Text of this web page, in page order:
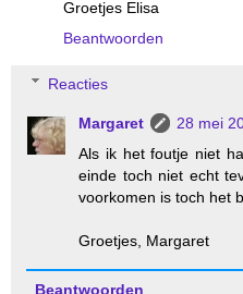
Groetjes Elisa
Beantwoorden
Reacties
Margaret
28 mei
Als ik het foutje niet
einde toch niet echt
voorkomen is toch het
Groetjes, Margaret
Beantwoorden